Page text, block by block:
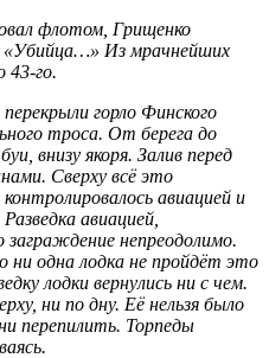
флотом, Грищенко
«Убийца…» Из мрачнейших
43-го.
горло Финского
троса. От берега до
внизу якоря. Залив перед
Сверху всё это
авиацией и
авиацией,
непреодолимо.
одна лодка не пройдёт это
лодки вернулись ни с чем.
ни по дну. Её нельзя было
перепилить. Торпеды